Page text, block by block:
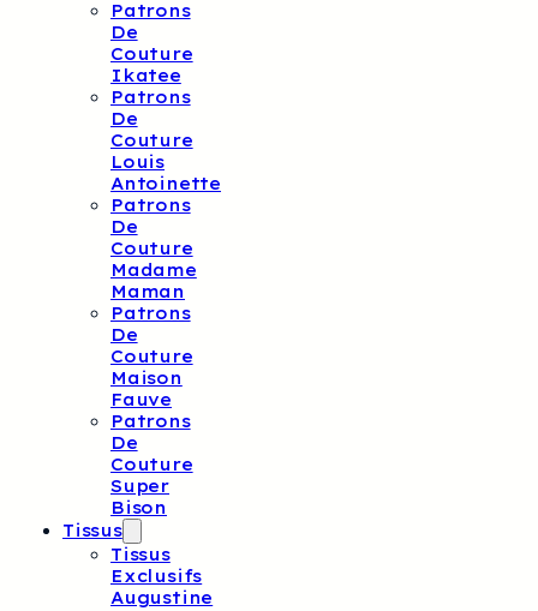
Patrons
De
Couture
Ikatee
Patrons
De
Couture
Louis
Antoinette
Patrons
De
Couture
Madame
Maman
Patrons
De
Couture
Maison
Fauve
Patrons
De
Couture
Super
Bison
Tissus
Tissus
Exclusifs
Augustine